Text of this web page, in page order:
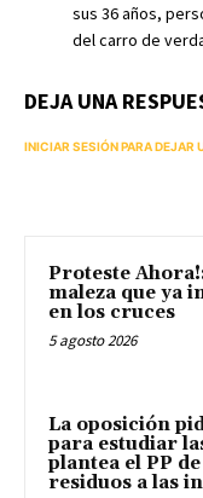
sus 36 años,
del carro de
DEJA UNA
INICIAR SESIÓN PARA DEJAR
Proteste
maleza que ya
en los cruces
5 agosto 2026
La oposición
para estudiar
plantea el PP
residuos a las